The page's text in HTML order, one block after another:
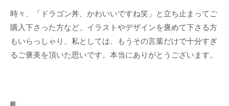
時々、「ドラゴン丼、かわいいですね笑」と立ち止まってご
購入下さった方など、イラストやデザインを褒めて下さる方
もいらっしゃり、私としては、もうその言葉だけで十分すぎ
るご褒美を頂いた思いです。本当にありがとうございます。